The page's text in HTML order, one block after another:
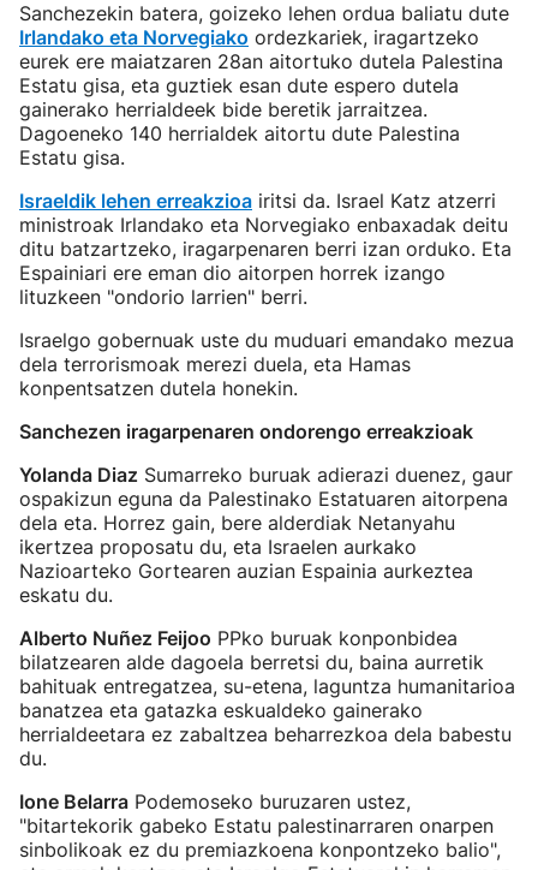
Sanchezekin batera, goizeko lehen ordua baliatu dute
Irlandako eta Norvegiako ordezkariek, iragartzeko
eurek ere maiatzaren 28an aitortuko dutela Palestina
Estatu gisa, eta guztiek esan dute espero dutela
gainerako herrialdeek bide beretik jarraitzea.
Dagoeneko 140 herrialdek aitortu dute Palestina
Estatu gisa.
Israeldik lehen erreakzioa iritsi da. Israel Katz atzerri
ministroak Irlandako eta Norvegiako enbaxadak deitu
ditu batzartzeko, iragarpenaren berri izan orduko. Eta
Espainiari ere eman dio aitorpen horrek izango
lituzkeen "ondorio larrien" berri.
Israelgo gobernuak uste du muduari emandako mezua
dela terrorismoak merezi duela, eta Hamas
konpentsatzen dutela honekin.
Sanchezen iragarpenaren ondorengo erreakzioak
Yolanda Diaz Sumarreko buruak adierazi duenez, gaur
ospakizun eguna da Palestinako Estatuaren aitorpena
dela eta. Horrez gain, bere alderdiak Netanyahu
ikertzea proposatu du, eta Israelen aurkako
Nazioarteko Gortearen auzian Espainia aurkeztea
eskatu du.
Alberto Nuñez Feijoo PPko buruak konponbidea
bilatzearen alde dagoela berretsi du, baina aurretik
bahituak entregatzea, su-etena, laguntza humanitarioa
banatzea eta gatazka eskualdeko gainerako
herrialdeetara ez zabaltzea beharrezkoa dela babestu
du.
Ione Belarra Podemoseko buruzaren ustez,
"bitartekorik gabeko Estatu palestinarraren onarpen
sinbolikoak ez du premiazkoena konpontzeko balio",